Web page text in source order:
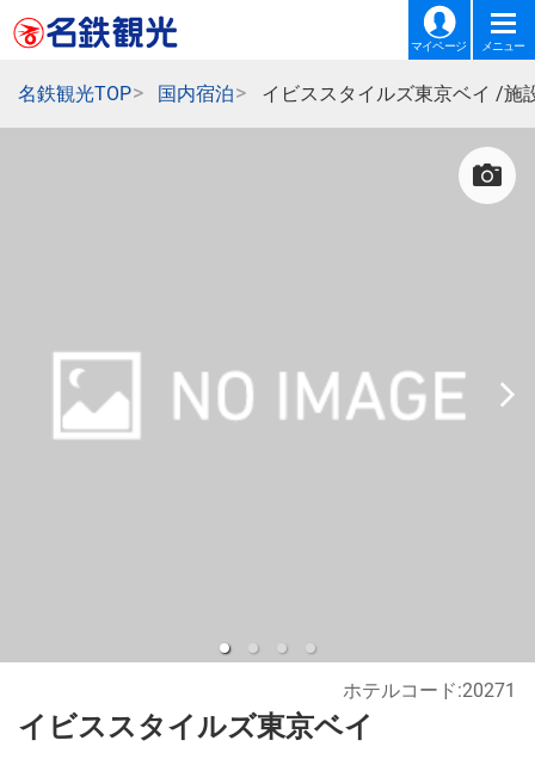
マイページ メニュー
名鉄観光TOP 国内宿泊 イビススタイルズ東京ベイ /施
イビススタイルズ東京ベイ
ホテルコード:20271